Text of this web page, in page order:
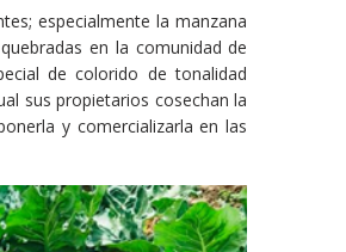
especialmente la manzana
en la comunidad de
de colorido de tonalidad
sus propietarios cosechan la
y comercializarla en las